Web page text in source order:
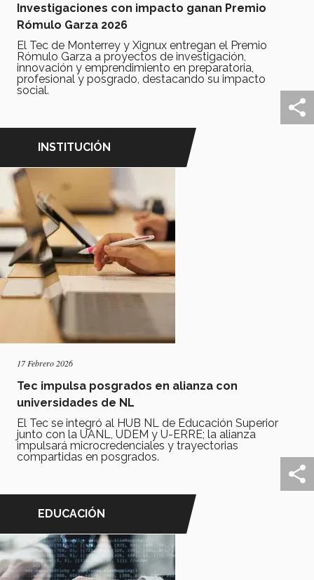
Investigaciones con impacto ganan Premio
Rómulo Garza 2026
El Tec de Monterrey y Xignux entregan el Premio
Rómulo Garza a proyectos de investigación,
innovación y emprendimiento en preparatoria,
profesional y posgrado, destacando su impacto
social.
INSTITUCIÓN
17 Febrero 2026
Tec impulsa posgrados en alianza con
universidades de NL
El Tec se integró al HUB NL de Educación Superior
junto con la UANL, UDEM y U-ERRE; la alianza
impulsará microcredenciales y trayectorias
compartidas en posgrados.
EDUCACIÓN